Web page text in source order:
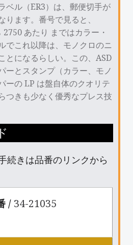
ベル（ER3）は、郵便切手が
ります。番号で見ると、
あたり まではカラー・
でこれ以降は、モノクロのニ
とになるらしい。この、ASD
ーとスタンプ（カラー、モノ
ーの LP は盤自体のクオリテ
つきも少なく優秀なプレス技
続きは品番のリンクから
/ 34-21035